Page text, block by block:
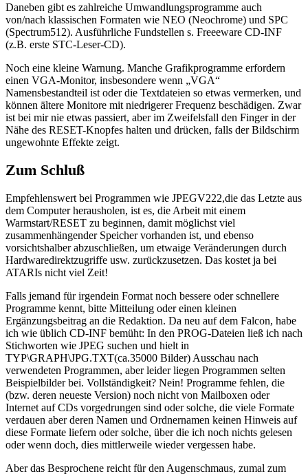
Daneben gibt es zahlreiche Umwandlungsprogramme auch
von/nach klassischen Formaten wie NEO (Neochrome) und SPC
(Spectrum512). Ausführliche Fundstellen s. Freeeware CD-INF
(z.B. erste STC-Leser-CD).
Noch eine kleine Warnung. Manche Grafikprogramme erfordern
einen VGA-Monitor, insbesondere wenn „VGA“
Namensbestandteil ist oder die Textdateien so etwas vermerken, und
können ältere Monitore mit niedrigerer Frequenz beschädigen. Zwar
ist bei mir nie etwas passiert, aber im Zweifelsfall den Finger in der
Nähe des RESET-Knopfes halten und drücken, falls der Bildschirm
ungewohnte Effekte zeigt.
Zum Schluß
Empfehlenswert bei Programmen wie JPEGV222,die das Letzte aus
dem Computer herausholen, ist es, die Arbeit mit einem
Warmstart/RESET zu beginnen, damit möglichst viel
zusammenhängender Speicher vorhanden ist, und ebenso
vorsichtshalber abzuschließen, um etwaige Veränderungen durch
Hardwaredirektzugriffe usw. zurückzusetzen. Das kostet ja bei
ATARIs nicht viel Zeit!
Falls jemand für irgendein Format noch bessere oder schnellere
Programme kennt, bitte Mitteilung oder einen kleinen
Ergänzungsbeitrag an die Redaktion. Da neu auf dem Falcon, habe
ich wie üblich CD-INF bemüht: In den PROG-Dateien ließ ich nach
Stichworten wie JPEG suchen und hielt in
TYP\GRAPH\JPG.TXT(ca.35000 Bilder) Ausschau nach
verwendeten Programmen, aber leider liegen Programmen selten
Beispielbilder bei. Vollständigkeit? Nein! Programme fehlen, die
(bzw. deren neueste Version) noch nicht von Mailboxen oder
Internet auf CDs vorgedrungen sind oder solche, die viele Formate
verdauen aber deren Namen und Ordnernamen keinen Hinweis auf
diese Formate liefern oder solche, über die ich noch nichts gelesen
oder wenn doch, dies mittlerweile wieder vergessen habe.
Aber das Besprochene reicht für den Augenschmaus, zumal zum